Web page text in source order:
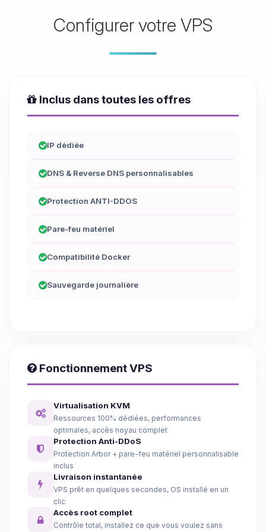
Configurer votre VPS
Inclus dans toutes les offres
IP dédiée
DNS & Reverse DNS personnalisables
Protection ANTI-DDOS
Pare-feu matériel
Compatibilité Docker
Sauvegarde journalière
Fonctionnement VPS
Virtualisation KVM
Ressources 100% dédiées, performances
optimales, accès noyau complet
Protection Anti-DDoS
Protection Arbor + pare-feu matériel personnalisable
inclus
Livraison instantanée
VPS prêt en quelques secondes, OS installé en un
clic
Accès root complet
Contrôle total, installez ce que vous voulez sans